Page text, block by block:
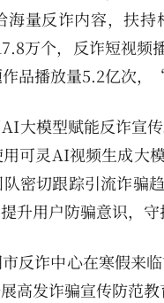
量反诈内容，扶
万个，反诈短视
品播放量5.2亿次
大模型赋能反诈
可灵AI视频生成大
密切跟踪引流诈骗
升用户防骗意识，守
反诈中心在寒假
高发诈骗宣传防范